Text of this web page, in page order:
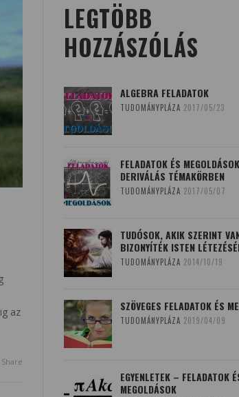
az
Share
LEGTÖBB
HOZZÁSZÓLÁS
ALGEBRA FELADATOK
TUDOMÁNYPLÁZA 2017/05/23
FELADATOK ÉS MEGOLDÁSOK
DERIVÁLÁS TÉMAKÖRBEN
TUDOMÁNYPLÁZA 2017/05/07
TUDÓSOK, AKIK SZERINT
BIZONYÍTÉK ISTEN
TUDOMÁNYPLÁZA 2014/10/19
SZÖVEGES FELADATOK ÉS
TUDOMÁNYPLÁZA 2019/04/09
EGYENLETEK – FELADATOK
MEGOLDÁSOK